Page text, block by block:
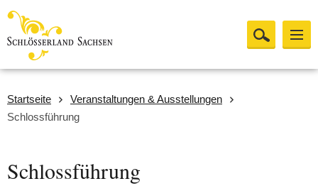
Startseite
Veranstaltungen & Ausstellungen
Schlossführung
Schlossführung